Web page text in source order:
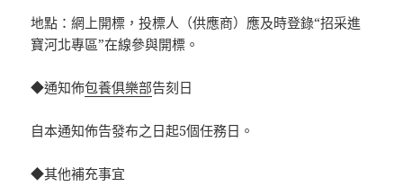
地點：網上開標，投標人（供應商）應及時登錄“招采進
寶河北專區”在線參與開標。
◆通知佈包養俱樂部告刻日
自本通知佈告發布之日起5個任務日。
◆其他補充事宜